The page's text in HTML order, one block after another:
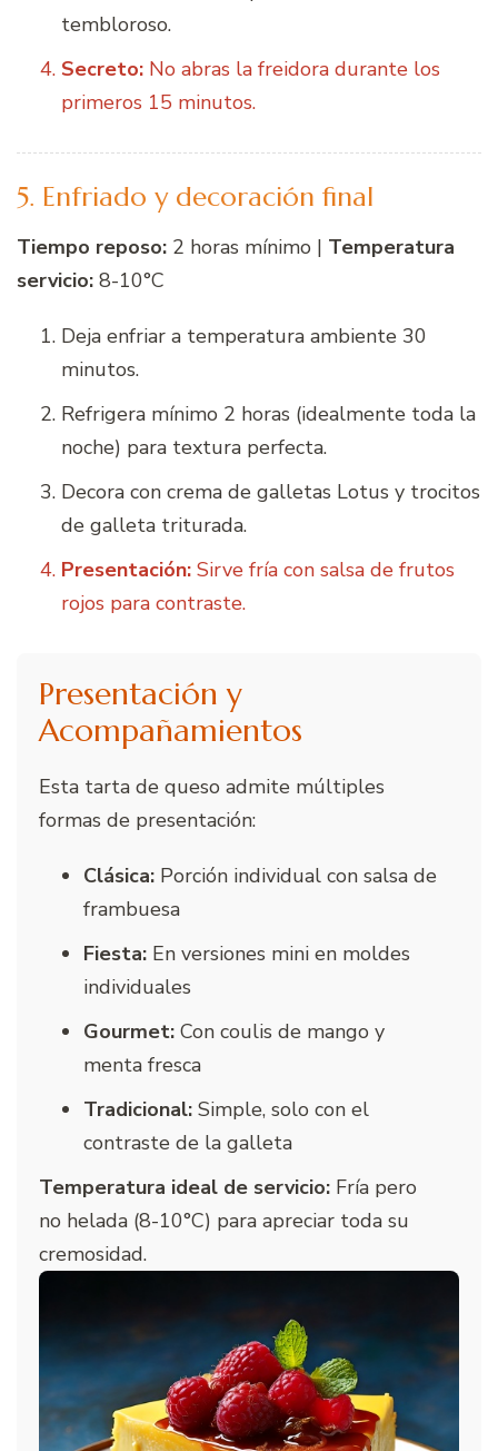
tembloroso.
Secreto: No abras la freidora durante los
primeros 15 minutos.
5. Enfriado y decoración final
Tiempo reposo: 2 horas mínimo | Temperatura
servicio: 8-10°C
Deja enfriar a temperatura ambiente 30
minutos.
Refrigera mínimo 2 horas (idealmente toda la
noche) para textura perfecta.
Decora con crema de galletas Lotus y trocitos
de galleta triturada.
Presentación: Sirve fría con salsa de frutos
rojos para contraste.
Presentación y
Acompañamientos
Esta tarta de queso admite múltiples
formas de presentación:
Clásica: Porción individual con salsa de
frambuesa
Fiesta: En versiones mini en moldes
individuales
Gourmet: Con coulis de mango y
menta fresca
Tradicional: Simple, solo con el
contraste de la galleta
Temperatura ideal de servicio: Fría pero
no helada (8-10°C) para apreciar toda su
cremosidad.